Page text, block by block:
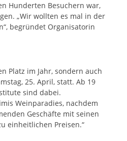
Hunderten Besuchern war,
„Wir wollten es mal in der
begründet Organisatorin
Platz im Jahr, sondern auch
25. April, statt. Ab 19
sind dabei.
Weinparadies, nachdem
Geschäfte mit seinen
einheitlichen Preisen.“